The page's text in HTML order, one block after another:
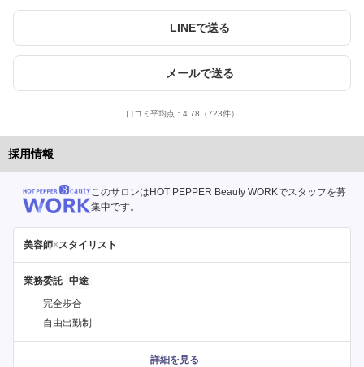
LINEで送る
メールで送る
口コミ平均点： 4.78 （723件）
採用情報
このサロンはHOT PEPPER Beauty WORKでスタッフを募
集中です。
美容師×スタイリスト
業務委託
完全歩合
自由出勤制
詳細を見る